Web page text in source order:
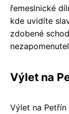
řemeslnické
kde uvidíte
zdobené
Výlet na
Výlet na